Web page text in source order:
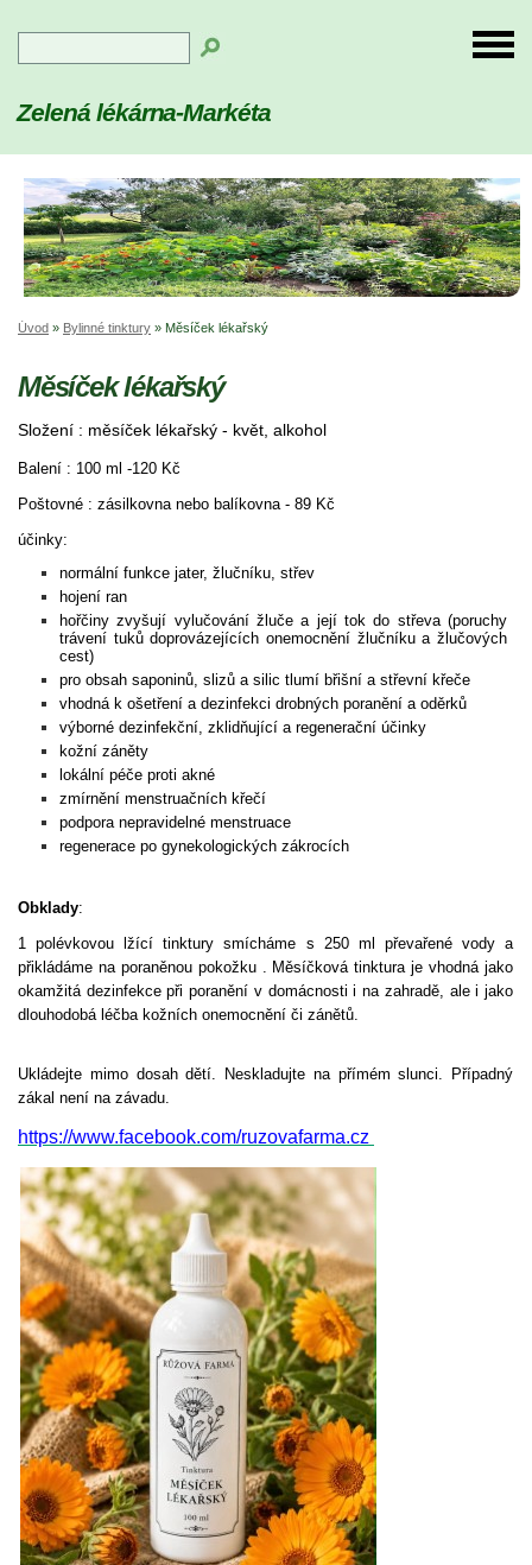
Zelená lékárna-Markéta
Úvod » Bylinné tinktury » Měsíček lékařský
Měsíček lékařský
Složení : měsíček lékařský - květ, alkohol
Balení : 100 ml -120 Kč
Poštovné : zásilkovna nebo balíkovna - 89 Kč
účinky:
normální funkce jater, žlučníku, střev
hojení ran
hořčiny zvyšují vylučování žluče a její tok do střeva (poruchy
trávení tuků doprovázejících onemocnění žlučníku a žlučových
cest)
pro obsah saponinů, slizů a silic tlumí břišní a střevní křeče
vhodná k ošetření a dezinfekci drobných poranění a oděrků
výborné dezinfekční, zklidňující a regenerační účinky
kožní záněty
lokální péče proti akné
zmírnění menstruačních křečí
podpora nepravidelné menstruace
regenerace po gynekologických zákrocích
Obklady:
1 polévkovou lžící tinktury smícháme s 250 ml převařené vody a
přikládáme na poraněnou pokožku . Měsíčková tinktura je vhodná jako
okamžitá dezinfekce při poranění v domácnosti i na zahradě, ale i jako
dlouhodobá léčba kožních onemocnění či zánětů.
Ukládejte mimo dosah dětí. Neskladujte na přímém slunci. Případný
zákal není na závadu.
https://www.facebook.com/ruzovafarma.cz